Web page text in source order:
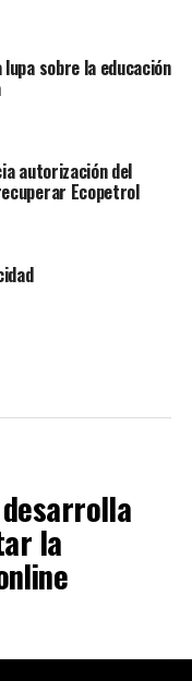
sobre la educación
autorización del
Ecopetrol
la